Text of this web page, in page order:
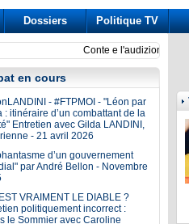
Dossiers Politique TV
di messaggi (a destra e a sinistra)
en cours
- #FTPMOI - "Léon par
: itinéraire d’un combattant de la
Entretien avec Gilda LANDINI,
- 21 avril 2026
d’un gouvernement
par André Bellon - Novembre
VRAIMENT LE DIABLE ?
politiquement incorrect :
le Sommier avec Caroline